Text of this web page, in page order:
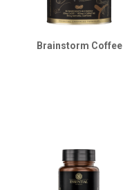
Brainstorm Coffee